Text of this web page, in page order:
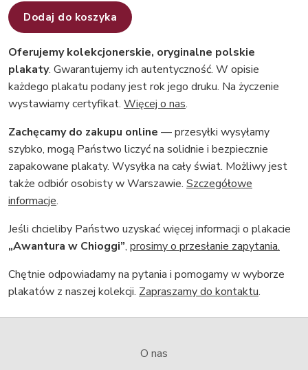
Dodaj do koszyka
Oferujemy kolekcjonerskie, oryginalne polskie
plakaty. Gwarantujemy ich autentyczność. W opisie
każdego plakatu podany jest rok jego druku. Na życzenie
wystawiamy certyfikat. Więcej o nas.
Zachęcamy do zakupu online — przesyłki wysyłamy
szybko, mogą Państwo liczyć na solidnie i bezpiecznie
zapakowane plakaty. Wysyłka na cały świat. Możliwy jest
także odbiór osobisty w Warszawie. Szczegółowe
informacje.
Jeśli chcieliby Państwo uzyskać więcej informacji o plakacie
„Awantura w Chioggi”, prosimy o przesłanie zapytania.
Chętnie odpowiadamy na pytania i pomogamy w wyborze
plakatów z naszej kolekcji. Zapraszamy do kontaktu.
O nas